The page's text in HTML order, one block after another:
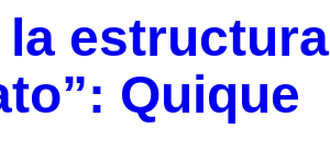
la estructura
Quique